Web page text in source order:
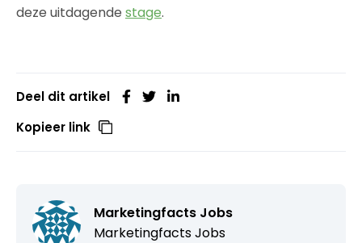
deze uitdagende stage.
Deel dit artikel
Kopieer link
Marketingfacts Jobs
Marketingfacts Jobs